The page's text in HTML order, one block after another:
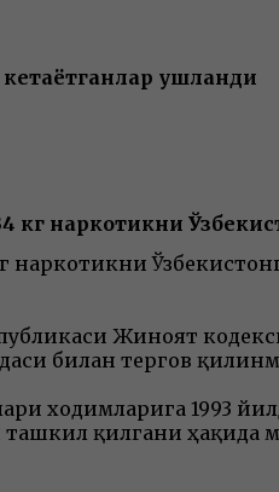
кетаётганлар ушланди
кг наркотикни
Жиноят
билан тергов
ходимларига 1993
қилгани ҳақида